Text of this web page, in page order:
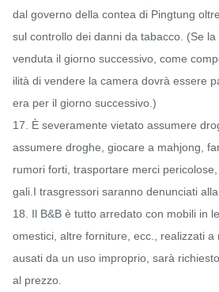
dal governo della contea di Pingtung
sul controllo dei danni da tabacco. (Se
venduta il giorno successivo, come
ilità di vendere la camera dovrà essere
era per il giorno successivo.)
17. È severamente vietato assumere
assumere droghe, giocare a mahjong,
rumori forti, trasportare merci
gali.I trasgressori saranno denunciati alla
18. Il B&B è tutto arredato con mobili in
omestici, altre forniture, ecc., realizzati
ausati da un uso improprio, sarà
al prezzo.